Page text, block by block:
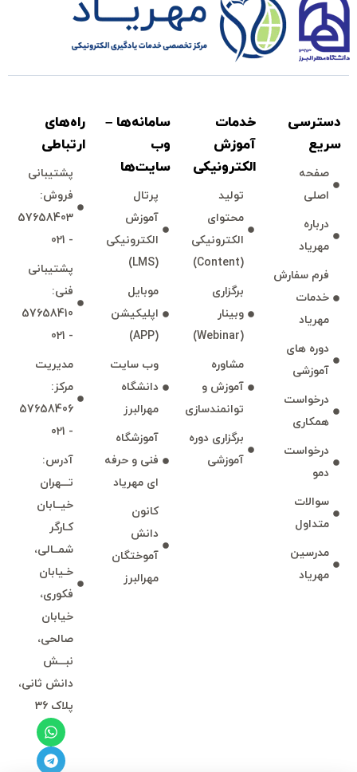
دسترسی
سريع
صفحه
اصلی
درباره
مهرياد
فرم سفارش
خدمات
مهرياد
دوره های
آموزشی
درخواست
همكاری
درخواست
دمو
سوالات
متداول
مدرسين
مهرياد
خدمات
آموزش
الكترونیكی
توليد
محتوای
الكترونیكی
(Content)
برگزاری
وبينار
(Webinar)
مشاوره
آموزش و
توانمند‌‌سازی
برگزاری دوره
آموزشی
سامانه‌ها –
وب
سايت‌ها
پرتال
آموزش
الكترونیكی
(LMS)
موبايل
اپليكيشن
(APP)
وب سايت
دانشگاه
مهرالبرز
آموزشگاه
فنی و حرفه
ای مهرياد
كانون
دانش
آموختگان
مهرالبرز
راه‌های
ارتباطی
پشتيبانی
فروش:
57658403
- 021
پشتيبانی
فنی:
57658410
- 021
مديريت
مركز:
57658406
- 021
آدرس:
تـــهران
خيــابان
كـارگر
شمــالی،
خـيابان
فكوری،
خيابان
صالحی،
نبـــش
دانش ثانی،
پلاک 36